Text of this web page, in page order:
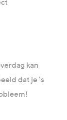
kan
dat je ’s